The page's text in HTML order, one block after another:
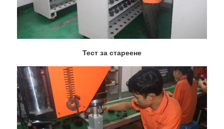
Тест за стареене